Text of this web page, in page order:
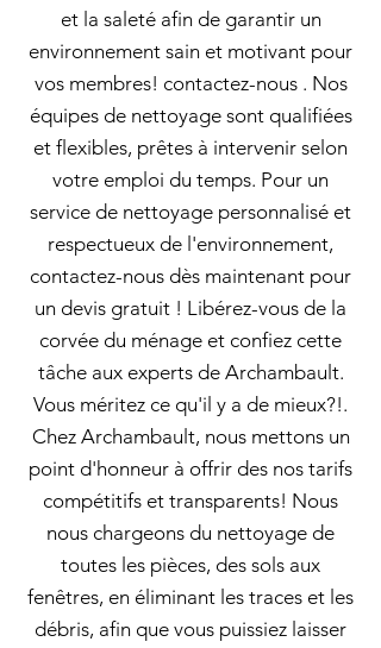
et la saleté afin de garantir un
environnement sain et motivant pour
vos membres! contactez-nous . Nos
équipes de nettoyage sont qualifiées
et flexibles, prêtes à intervenir selon
votre emploi du temps. Pour un
service de nettoyage personnalisé et
respectueux de l'environnement,
contactez-nous dès maintenant pour
un devis gratuit ! Libérez-vous de la
corvée du ménage et confiez cette
tâche aux experts de Archambault.
Vous méritez ce qu'il y a de mieux?!.
Chez Archambault, nous mettons un
point d'honneur à offrir des nos tarifs
compétitifs et transparents! Nous
nous chargeons du nettoyage de
toutes les pièces, des sols aux
fenêtres, en éliminant les traces et les
débris, afin que vous puissiez laisser